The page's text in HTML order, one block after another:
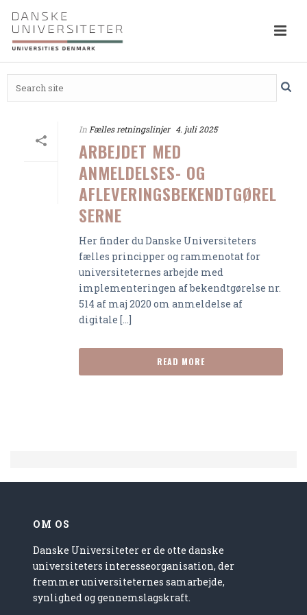
In Fælles retningslinjer 4. juli 2025
ARBEJDET MED
ANMELDELSES- OG
AFLEVERINGSBEKENDTGØREL
SERNE
Her finder du Danske Universiteters
fælles principper og rammenotat for
universiteternes arbejde med
implementeringen af bekendtgørelse nr.
514 af maj 2020 om anmeldelse af
digitale [...]
READ MORE
OM OS
Danske Universiteter er de otte danske
universiteters interesseorganisation, der
fremmer universiteternes samarbejde,
synlighed og gennemslagskraft.